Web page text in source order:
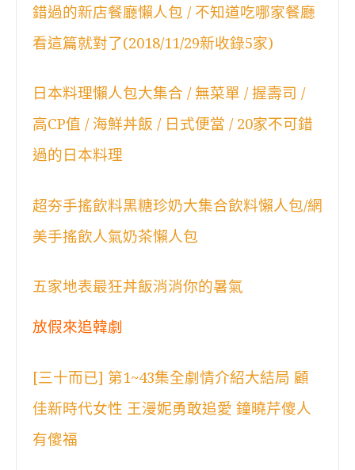
錯過的新店餐廳懶人包 / 不知道吃哪家餐廳
看這篇就對了(2018/11/29新收錄5家)
日本料理懶人包大集合 / 無菜單 / 握壽司 /
高CP值 / 海鮮丼飯 / 日式便當 / 20家不可錯
過的日本料理
超夯手搖飲料黑糖珍奶大集合飲料懶人包/網
美手搖飲人氣奶茶懶人包
五家地表最狂丼飯消消你的暑氣
放假來追韓劇
[三十而已] 第1~43集全劇情介紹大結局 顧
佳新時代女性 王漫妮勇敢追愛 鐘曉芹傻人
有傻福